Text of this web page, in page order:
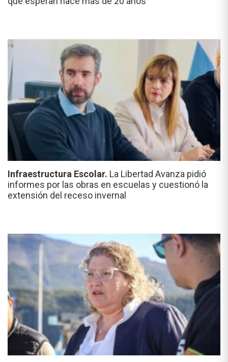
Infraestructura Escolar. La Libertad Avanza pidió
informes por las obras en escuelas y cuestionó la
extensión del receso invernal